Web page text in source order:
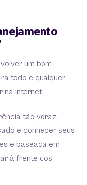
um bom
todo e qualquer
na internet.
tão voraz,
e conhecer seus
e baseada em
à frente dos